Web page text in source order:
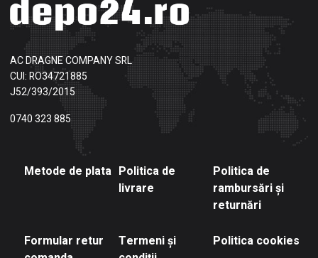
AC DRAGNE COMPANY SRL
CUI: RO34721885
J52/393/2015
0740 323 885
Metode de plata Politica de
livrare
Politica de
rambursări și
returnări
Formular retur
Termeni și
Politica cookies